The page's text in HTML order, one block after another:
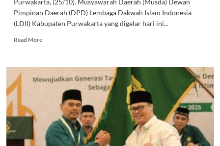
Purwakarta, (25/10). Musyawarah Daerah (Musda) Dewan
Pimpinan Daerah (DPD) Lembaga Dakwah Islam Indonesia
(LDII) Kabupaten Purwakarta yang digelar hari ini...
Read MoreRead
Musda
LDII
Purwakarta:
Pembinaan
Karakter,
Regenerasi,
dan
Digitalisasi